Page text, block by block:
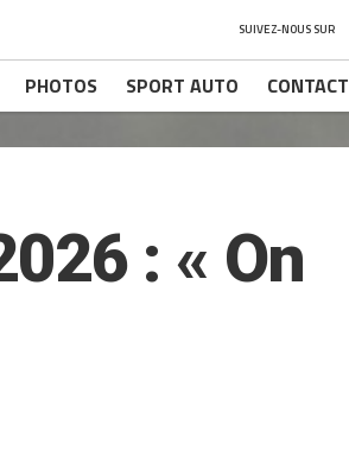
SUIVEZ-NOUS SUR
PHOTOS SPORT AUTO CONTACT
: « On